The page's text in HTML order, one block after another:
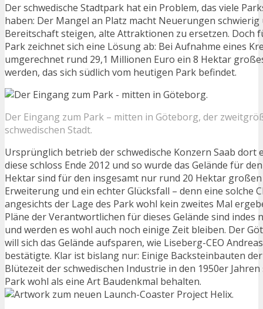
Der schwedische Stadtpark hat ein Problem, das viele
haben: Der Mangel an Platz macht Neuerungen schwierig
Bereitschaft steigen, alte Attraktionen zu ersetzen. Doch
Park zeichnet sich eine Lösung ab: Bei Aufnahme eines
umgerechnet rund 29,1 Millionen Euro ein 8 Hektar
werden, das sich südlich vom heutigen Park befindet.
Der Eingang zum Park – mitten in Göteborg, der
schwedischen Stadt.
Ursprünglich betrieb der schwedische Konzern Saab dort
diese schloss Ende 2012 und so wurde das Gelände für
Hektar sind für den insgesamt nur rund 20 Hektar
Erweiterung und ein echter Glücksfall – denn eine solche
angesichts der Lage des Park wohl kein zweites Mal
Pläne der Verantwortlichen für dieses Gelände sind indes
und werden es wohl auch noch einige Zeit bleiben. Der
will sich das Gelände aufsparen, wie Liseberg-CEO
bestätigte. Klar ist bislang nur: Einige Backsteinbauten
Blütezeit der schwedischen Industrie in den 1950er
Park wohl als eine Art Baudenkmal behalten.